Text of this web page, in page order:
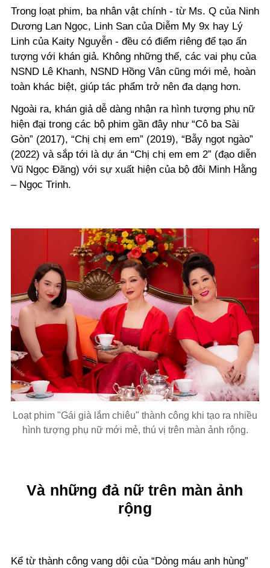
Trong loạt phim, ba nhân vật chính - từ Ms. Q của Ninh
Dương Lan Ngọc, Linh San của Diễm My 9x hay Lý
Linh của Kaity Nguyễn - đều có điểm riêng để tạo ấn
tượng với khán giả. Không những thế, các vai phụ của
NSND Lê Khanh, NSND Hồng Vân cũng mới mẻ, hoàn
toàn khác biệt, giúp tác phẩm trở nên đa dạng hơn.
Ngoài ra, khán giả dễ dàng nhận ra hình tượng phụ nữ
hiện đại trong các bộ phim gần đây như “Cô ba Sài
Gòn” (2017), “Chị chị em em” (2019), “Bẫy ngọt ngào”
(2022) và sắp tới là dự án “Chị chị em em 2” (đạo diễn
Vũ Ngọc Đãng) với sự xuất hiện của bộ đôi Minh Hằng
– Ngọc Trinh.
Loạt phim "Gái già lắm chiêu" thành công khi tạo ra nhiều
hình tượng phụ nữ mới mẻ, thú vị trên màn ảnh rộng.
Và những đả nữ trên màn ảnh
rộng
Kể từ thành công vang dội của “Dòng máu anh hùng”